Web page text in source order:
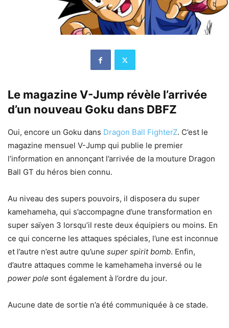
Le magazine V-Jump révèle l’arrivée
d’un nouveau Goku dans DBFZ
Oui, encore un Goku dans Dragon Ball FighterZ. C’est le
magazine mensuel V-Jump qui publie le premier
l’information en annonçant l’arrivée de la mouture Dragon
Ball GT du héros bien connu.
Au niveau des supers pouvoirs, il disposera du super
kamehameha, qui s’accompagne d’une transformation en
super saïyen 3 lorsqu’il reste deux équipiers ou moins. En
ce qui concerne les attaques spéciales, l’une est inconnue
et l’autre n’est autre qu’une super spirit bomb. Enfin,
d’autre attaques comme le kamehameha inversé ou le
power pole sont également à l’ordre du jour.
Aucune date de sortie n’a été communiquée à ce stade.